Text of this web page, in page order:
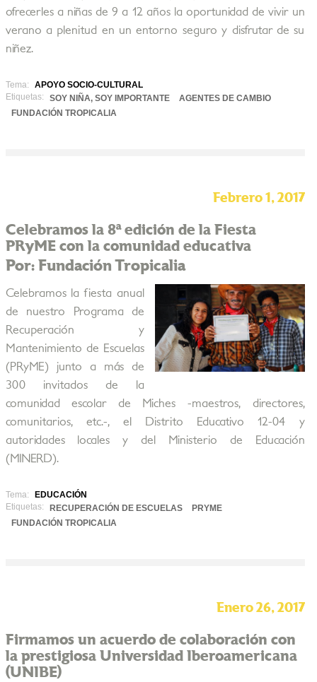
ofrecerles a niñas de 9 a 12 años la oportunidad de vivir un
verano a plenitud en un entorno seguro y disfrutar de su
niñez.
Tema:
APOYO SOCIO-CULTURAL
Etiquetas:
SOY NIÑA, SOY IMPORTANTE
AGENTES DE CAMBIO
FUNDACIÓN TROPICALIA
Febrero 1, 2017
Celebramos la 8ª edición de la Fiesta
PRyME con la comunidad educativa
Por: Fundación Tropicalia
Celebramos la fiesta anual
de nuestro Programa de
Recuperación y
Mantenimiento de Escuelas
(PRyME) junto a más de
300 invitados de la
comunidad escolar de Miches -maestros, directores,
comunitarios, etc.-, el Distrito Educativo 12-04 y
autoridades locales y del Ministerio de Educación
(MINERD).
Tema:
EDUCACIÓN
Etiquetas:
RECUPERACIÓN DE ESCUELAS
PRYME
FUNDACIÓN TROPICALIA
Enero 26, 2017
Firmamos un acuerdo de colaboración con
la prestigiosa Universidad Iberoamericana
(UNIBE)